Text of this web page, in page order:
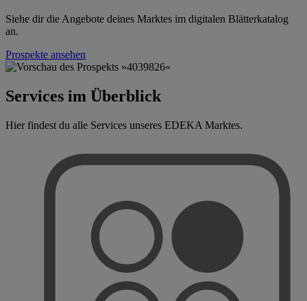
Siehe dir die Angebote deines Marktes im digitalen Blätterkatalog
an.
Prospekte ansehen
Services im Überblick
Hier findest du alle Services unseres EDEKA Marktes.